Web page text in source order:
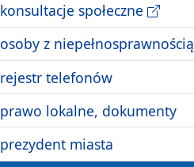
konsultacje społeczne
osoby z niepełnosprawnością
rejestr telefonów
prawo lokalne, dokumenty
prezydent miasta